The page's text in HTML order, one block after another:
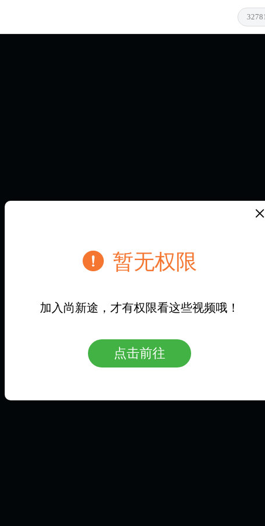
暂无权限
加入尚新途，才有权限看这些视频哦！
点击前往
×